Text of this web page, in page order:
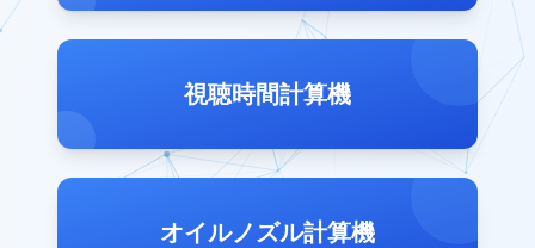
視聴時間計算機
オイルノズル計算機